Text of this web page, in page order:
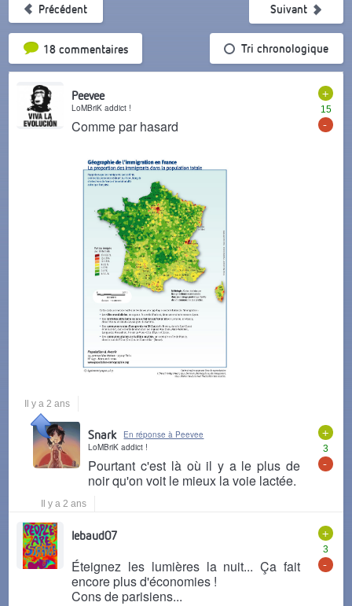
Précédent
18 commentairesTri par popularité Tri chronologique
Suivant
+
15
-
Peevee
LoMBriK addict !
Comme par hasard
Il y a 2 ans
+
3
-
Snark
En réponse à Peevee
LoMBriK addict !
Pourtant c'est là où il y a le plus de
noir qu'on voit le mieux la voie lactée.
Il y a 2 ans
+
3
-
lebaud07
Éteignez les lumières la nuit... Ça fait
encore plus d'économies !
Cons de parisiens...